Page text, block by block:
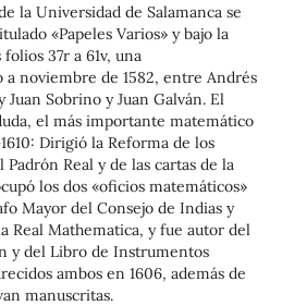
la Universidad de Salamanca se
«Papeles Varios» y bajo la
37r a 61v, una
a noviembre de 1582, entre Andrés
Juan Sobrino y Juan Galván. El
el más importante matemático
Dirigió la Reforma de los
Real y de las cartas de la
los dos «oﬁcios matemáticos»
Mayor del Consejo de Indias y
Real Mathematica, y fue autor del
y del Libro de Instrumentos
ambos en 1606, además de
manuscritas.